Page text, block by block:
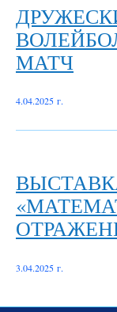
МАТЧ
4.04.2025 г.
3.04.2025 г.